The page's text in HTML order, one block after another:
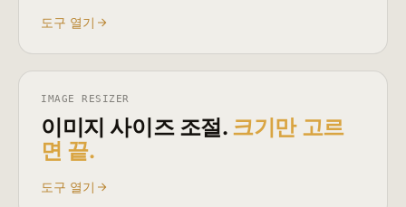
도구 열기
IMAGE RESIZER
이미지 사이즈 조절. 크기만 고르
면 끝.
도구 열기